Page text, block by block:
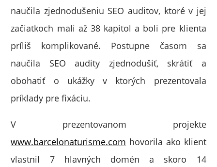
naučila zjednodušeniu SEO auditov, ktoré v jej
začiatkoch mali až 38 kapitol a boli pre klienta
príliš komplikované. Postupne časom sa
naučila SEO audity zjednodušiť, skrátiť a
obohatiť o ukážky v ktorých prezentovala
príklady pre fixáciu.
V prezentovanom projekte
www.barcelonaturisme.com hovorila ako klient
vlastnil 7 hlavných domén a skoro 14